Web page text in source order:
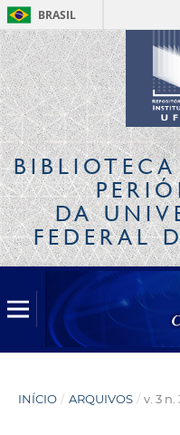
BRASIL
DA
FEDERAL
INÍCIO / ARQUIVOS / v. 3 n.